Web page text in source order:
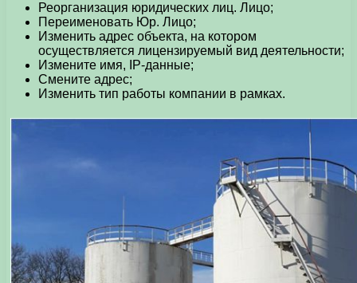
Реорганизация юридических лиц. Лицо;
Переименовать Юр. Лицо;
Изменить адрес объекта, на котором
осуществляется лицензируемый вид деятельности;
Измените имя, IP-данные;
Смените адрес;
Изменить тип работы компании в рамках.